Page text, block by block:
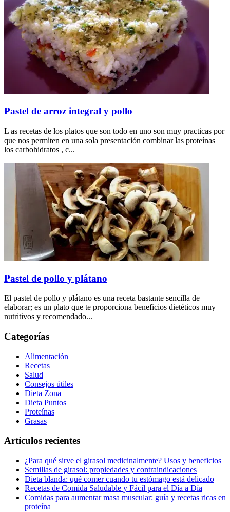
Pastel de arroz integral y pollo
L as recetas de los platos que son todo en uno son muy practicas por
que nos permiten en una sola presentación combinar las proteínas
los carbohidratos , c...
Pastel de pollo y plátano
El pastel de pollo y plátano es una receta bastante sencilla de
elaborar; es un plato que te proporciona beneficios dietéticos muy
nutritivos y recomendado...
Categorías
Alimentación
Recetas
Salud
Consejos útiles
Dieta Zona
Dieta Puntos
Proteínas
Grasas
Artículos recientes
¿Para qué sirve el girasol medicinalmente? Usos y beneficios
Semillas de girasol: propiedades y contraindicaciones
Dieta blanda: qué comer cuando tu estómago está delicado
Recetas de Comida Saludable y Fácil para el Día a Día
Comidas para aumentar masa muscular: guía y recetas ricas en
proteína